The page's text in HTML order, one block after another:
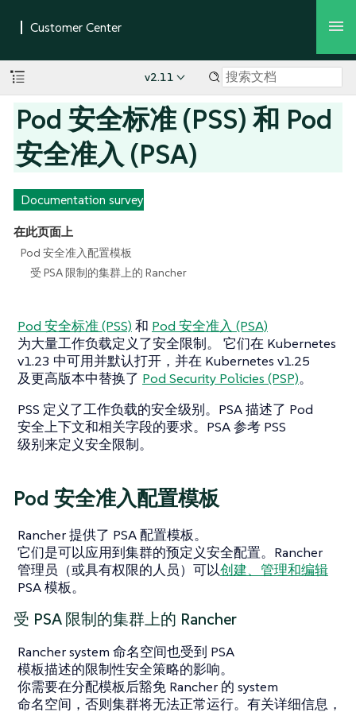
v2.11
Pod 安全标准 (PSS) 和 Pod
安全准入 (PSA)
Documentation survey
在此页面上
Pod 安全准入配置模板
受 PSA 限制的集群上的 Rancher
Pod 安全标准 (PSS) 和 Pod 安全准入 (PSA)
为大量工作负载定义了安全限制。 它们在 Kubernetes
v1.23 中可用并默认打开，并在 Kubernetes v1.25
及更高版本中替换了 Pod Security Policies (PSP)。
PSS 定义了工作负载的安全级别。PSA 描述了 Pod
安全上下文和相关字段的要求。PSA 参考 PSS
级别来定义安全限制。
Pod 安全准入配置模板
Rancher 提供了 PSA 配置模板。
它们是可以应用到集群的预定义安全配置。Rancher
管理员（或具有权限的人员）可以创建、管理和编辑
PSA 模板。
受 PSA 限制的集群上的 Rancher
Rancher system 命名空间也受到 PSA
模板描述的限制性安全策略的影响。
你需要在分配模板后豁免 Rancher 的 system
命名空间，否则集群将无法正常运行。有关详细信息，